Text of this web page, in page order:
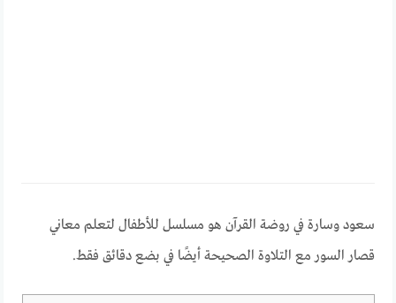
سعود وسارة في روضة القرآن هو مسلسل للأطفال لتعلم معاني
قصار السور مع التلاوة الصحيحة أيضًا في بضع دقائق فقط.